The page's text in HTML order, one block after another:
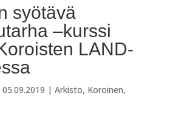
syötävä
–kurssi
LAND-
05.09.2019 | Arkisto, Koroinen,